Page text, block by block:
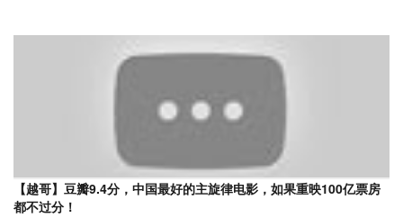
【越哥】豆瓣9.4分，中国最好的主旋律电影，如果重映100亿票房
都不过分！